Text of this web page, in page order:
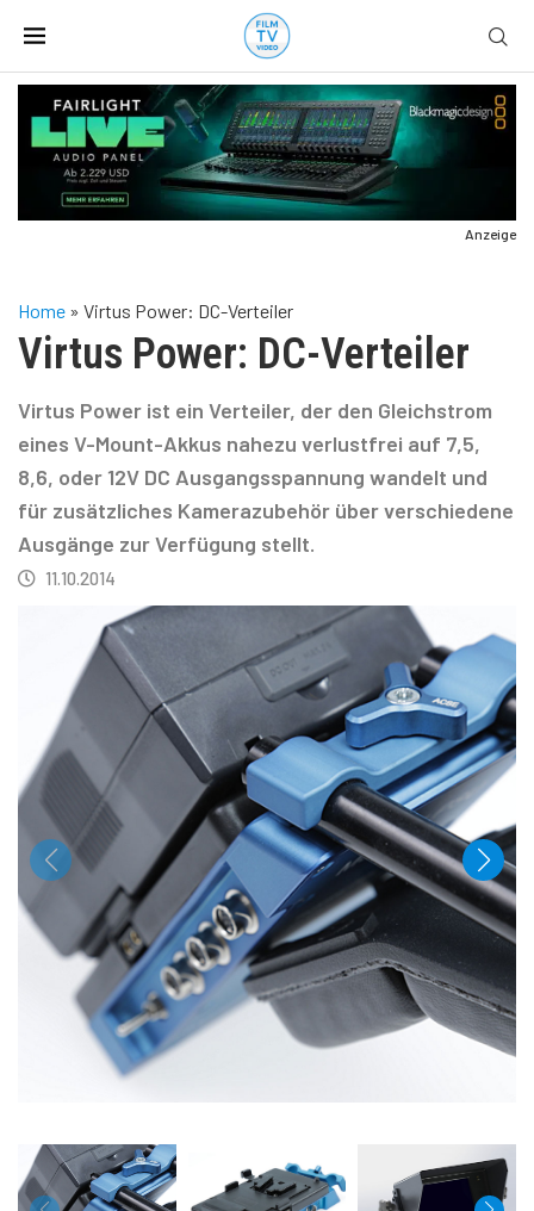
Anzeige
Home » Virtus Power: DC-Verteiler
Virtus Power: DC-Verteiler
Virtus Power ist ein Verteiler, der den Gleichstrom
eines V-Mount-Akkus nahezu verlustfrei auf 7,5,
8,6, oder 12V DC Ausgangsspannung wandelt und
für zusätzliches Kamerazubehör über verschiedene
Ausgänge zur Verfügung stellt.
11.10.2014